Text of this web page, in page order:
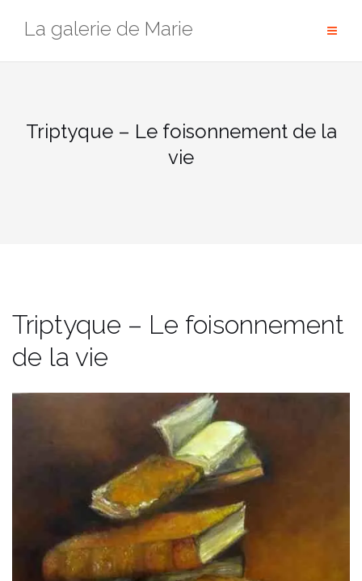
La galerie de Marie
Triptyque – Le foisonnement de la
vie
Triptyque – Le foisonnement
de la vie